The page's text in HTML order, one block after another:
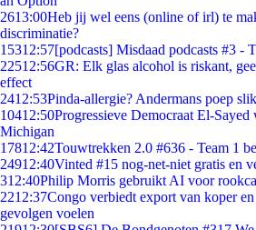
2613:00Heb jij wel eens (online of irl) te
discriminatie?
15312:57[podcasts] Misdaad podcasts #3 -
22512:56GR: Elk glas alcohol is riskant,
effect
2412:53Pinda-allergie? Andermans poep
10412:50Progressieve Democraat El-
Michigan
17812:42Touwtrekken 2.0 #636 - Team 1
24912:40Vinted #15 nog-net-niet gratis en
312:40Philip Morris gebruikt AI voor
2212:37Congo verbiedt export van koper
gevolgen voelen